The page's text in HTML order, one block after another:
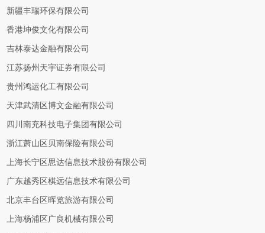
新疆丰瑞环保有限公司
香港坤俊文化有限公司
吉林泰达金融有限公司
江苏扬州天宇证券有限公司
贵州鸿运化工有限公司
天津武清区博文金融有限公司
四川南充科技电子集团有限公司
浙江萧山区贝南保险有限公司
上海长宁区思达信息技术股份有限公司
广东越秀区棋远信息技术有限公司
北京丰台区晖览旅游有限公司
上海杨浦区广良机械有限公司